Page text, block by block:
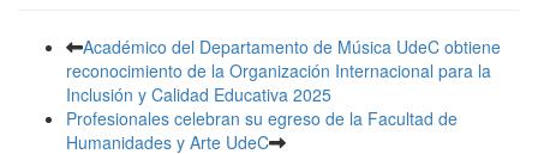
Académico del Departamento de Música UdeC obtiene
reconocimiento de la Organización Internacional para la
Inclusión y Calidad Educativa 2025
Profesionales celebran su egreso de la Facultad de
Humanidades y Arte UdeC